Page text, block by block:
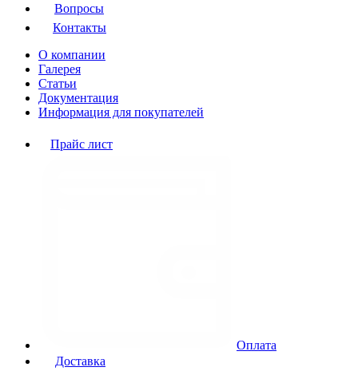
Вопросы
Контакты
О компании
Галерея
Статьи
Документация
Информация для покупателей
Прайс лист
Оплата
Доставка